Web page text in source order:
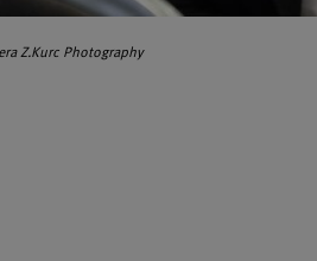
Z.Kurc Photography